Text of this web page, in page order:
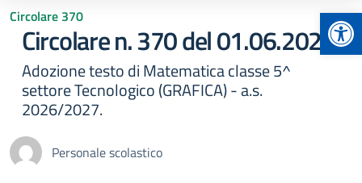
Circolare 370
Circolare n. 370 del 01.06.2026
Adozione testo di Matematica classe 5^
settore Tecnologico (GRAFICA) - a.s.
2026/2027.
Personale scolastico